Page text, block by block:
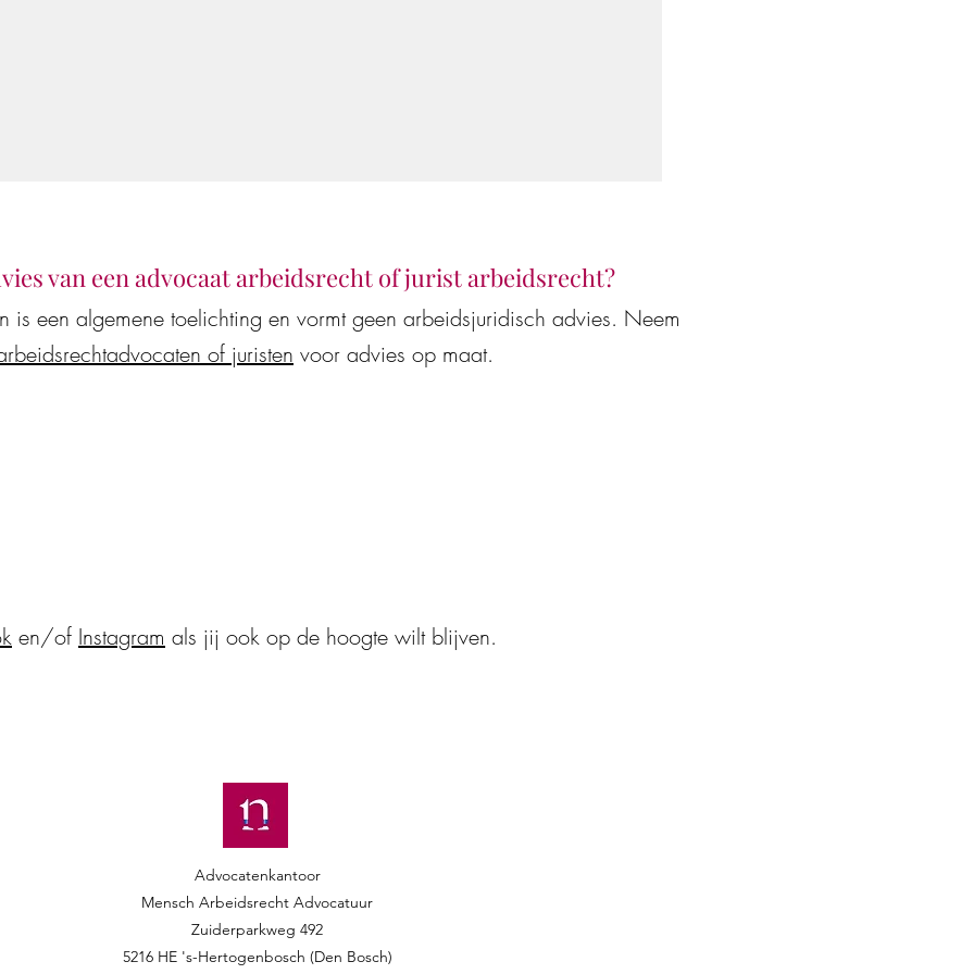
van een advocaat arbeidsrecht of jurist arbeidsrecht?
is een algemene toelichting en vormt geen arbeidsjuridisch advies. Neem
of juristen voor advies op maat.
en/of Instagram als jij ook op de hoogte wilt blijven.
Advocatenkantoor
Mensch Arbeidsrecht Advocatuur​​
Zuiderparkweg 492
5216 HE 's-Hertogenbosch (Den Bosch)